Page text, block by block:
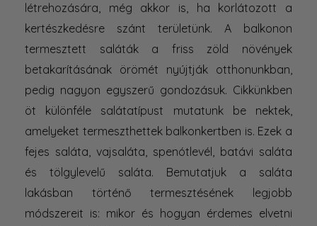
létrehozására, még akkor is, ha korlátozott a
kertészkedésre szánt területünk. A balkonon
termesztett saláták a friss zöld növények
betakarításának örömét nyújtják otthonunkban,
pedig nagyon egyszerű gondozásuk. Cikkünkben
öt különféle salátatípust mutatunk be nektek,
amelyeket termeszthettek balkonkertben is. Ezek a
fejes saláta, vajsaláta, spenótlevél, batávi saláta
és tölgylevelű saláta. Bemutatjuk a saláta
lakásban történő termesztésének legjobb
módszereit is: mikor és hogyan érdemes elvetni